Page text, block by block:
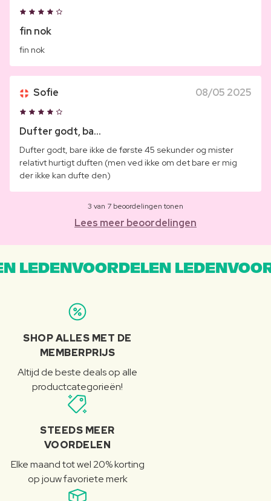
fin nok
fin nok
Sofie 08/05 2025
Dufter godt, ba...
Dufter godt, bare ikke de første 45 sekunder og mister
relativt hurtigt duften (men ved ikke om det bare er mig
der ikke kan dufte den)
3 van 7 beoordelingen tonen
Lees meer beoordelingen
LEDENVOORDELEN
SHOP ALLES MET DE
MEMBERPRIJS
Altijd de beste deals op alle
productcategorieën!
STEEDS MEER
VOORDELEN
Elke maand tot wel 20% korting
op jouw favoriete merk